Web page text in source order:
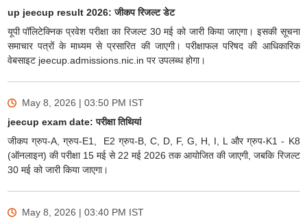
up jeecup result 2026: जीकप रिजल्ट डेट
यूपी पॉलिटेक्निक प्रवेश परीक्षा का रिजल्ट 30 मई को जारी किया जाएगा। इसकी सूचना
समाचार पत्रों के माध्यम से प्रसारित की जाएगी। परीक्षाफल परिषद की आधिकारिक
वेबसाइट jeecup.admissions.nic.in पर उपलब्ध होगा।
May 8, 2026 | 03:50 PM IST
jeecup exam date: परीक्षा तिथियां
जीकप ग्रुप-A, ग्रुप-E1, E2 ग्रुप-B, C, D, F, G, H, I, L और ग्रुप-K1 - K8
(ऑनलाइन) की परीक्षा 15 मई से 22 मई 2026 तक आयोजित की जाएगी, जबकि रिजल्ट
30 मई को जारी किया जाएगा।
May 8, 2026 | 03:40 PM IST